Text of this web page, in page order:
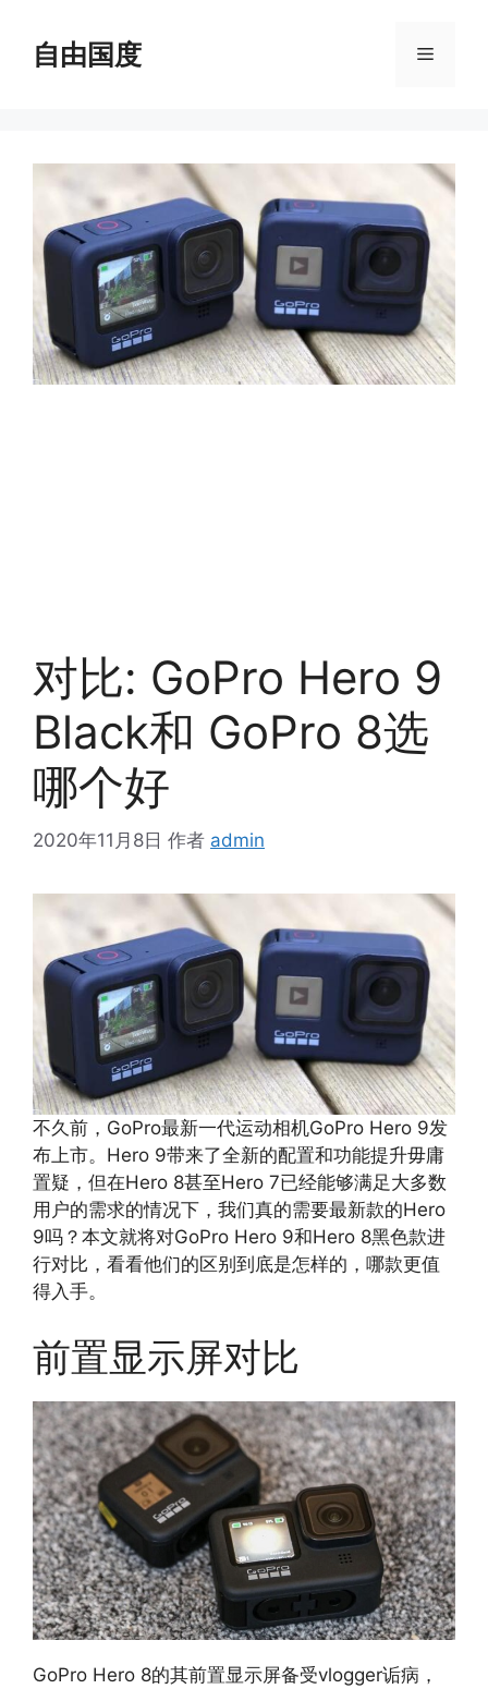
自由国度 菜
对比: GoPro Hero 9
Black和 GoPro 8选
哪个好
2020年11月8日 作者 admin
不久前，GoPro最新一代运动相机GoPro Hero 9发
布上市。Hero 9带来了全新的配置和功能提升毋庸
置疑，但在Hero 8甚至Hero 7已经能够满足大多数
用户的需求的情况下，我们真的需要最新款的Hero
9吗？本文就将对GoPro Hero 9和Hero 8黑色款进
行对比，看看他们的区别到底是怎样的，哪款更值
得入手。
前置显示屏对比
GoPro Hero 8的其前置显示屏备受vlogger诟病，